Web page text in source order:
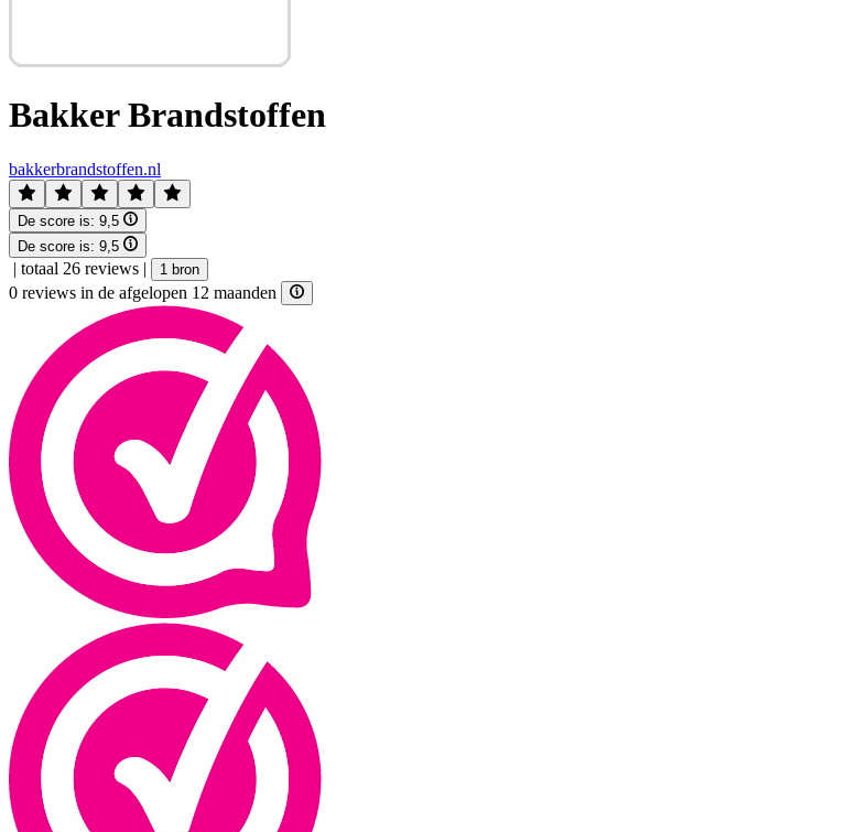
Bakker Brandstoffen
bakkerbrandstoffen.nl
De score is: 9,5
De score is: 9,5
| totaal 26 reviews | 1 bron
0 reviews in de afgelopen 12 maanden